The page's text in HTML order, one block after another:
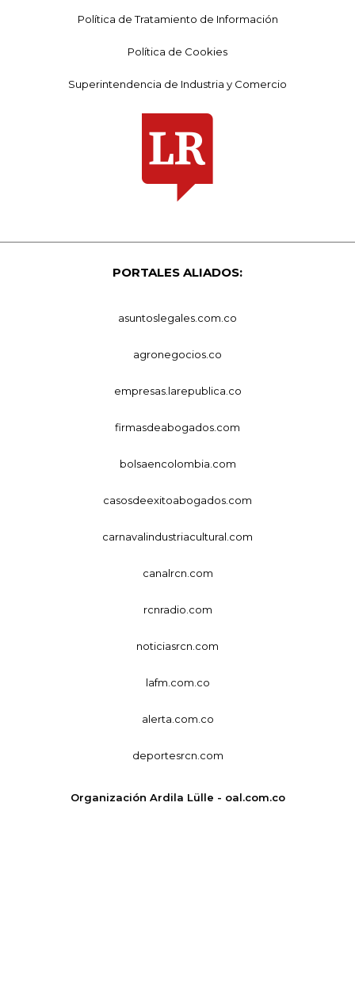
Política de Tratamiento de Información
Política de Cookies
Superintendencia de Industria y Comercio
PORTALES ALIADOS:
asuntoslegales.com.co
agronegocios.co
empresas.larepublica.co
firmasdeabogados.com
bolsaencolombia.com
casosdeexitoabogados.com
carnavalindustriacultural.com
canalrcn.com
rcnradio.com
noticiasrcn.com
lafm.com.co
alerta.com.co
deportesrcn.com
Organización Ardila Lülle - oal.com.co